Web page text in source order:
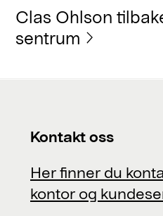
Clas Ohlson
sentrum
Kontakt oss
Her finner du
kontor og